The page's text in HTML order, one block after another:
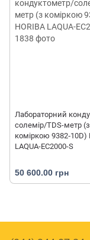
Лабораторний
солемір/TDS-метр (з
коміркою 9382‐10D)
LAQUA-EC2000-S
50 600.00 грн